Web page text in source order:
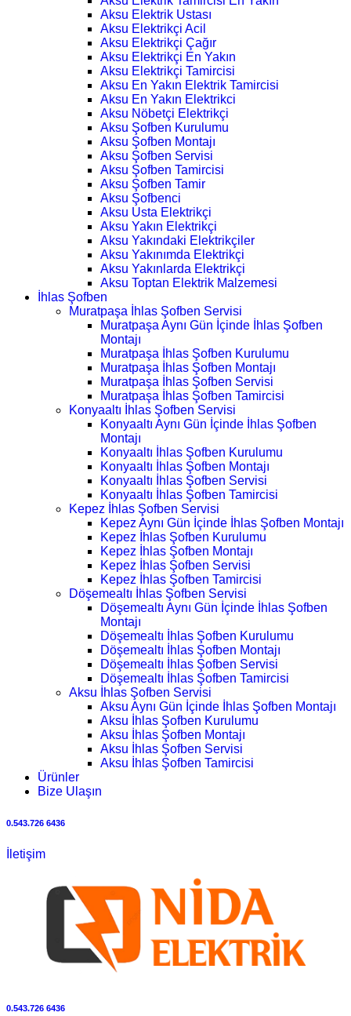
Aksu Elektrik Ustası
Aksu Elektrikçi Acil
Aksu Elektrikçi Çağır
Aksu Elektrikçi En Yakın
Aksu Elektrikçi Tamircisi
Aksu En Yakın Elektrik Tamircisi
Aksu En Yakın Elektrikci
Aksu Nöbetçi Elektrikçi
Aksu Şofben Kurulumu
Aksu Şofben Montajı
Aksu Şofben Servisi
Aksu Şofben Tamircisi
Aksu Şofben Tamir
Aksu Şofbenci
Aksu Usta Elektrikçi
Aksu Yakın Elektrikçi
Aksu Yakındaki Elektrikçiler
Aksu Yakınımda Elektrikçi
Aksu Yakınlarda Elektrikçi
Aksu Toptan Elektrik Malzemesi
İhlas Şofben
Muratpaşa İhlas Şofben Servisi
Muratpaşa Aynı Gün İçinde İhlas Şofben
Montajı
Muratpaşa İhlas Şofben Kurulumu
Muratpaşa İhlas Şofben Montajı
Muratpaşa İhlas Şofben Servisi
Muratpaşa İhlas Şofben Tamircisi
Konyaaltı İhlas Şofben Servisi
Konyaaltı Aynı Gün İçinde İhlas Şofben
Montajı
Konyaaltı İhlas Şofben Kurulumu
Konyaaltı İhlas Şofben Montajı
Konyaaltı İhlas Şofben Servisi
Konyaaltı İhlas Şofben Tamircisi
Kepez İhlas Şofben Servisi
Kepez Aynı Gün İçinde İhlas Şofben Montajı
Kepez İhlas Şofben Kurulumu
Kepez İhlas Şofben Montajı
Kepez İhlas Şofben Servisi
Kepez İhlas Şofben Tamircisi
Döşemealtı İhlas Şofben Servisi
Döşemealtı Aynı Gün İçinde İhlas Şofben
Montajı
Döşemealtı İhlas Şofben Kurulumu
Döşemealtı İhlas Şofben Montajı
Döşemealtı İhlas Şofben Servisi
Döşemealtı İhlas Şofben Tamircisi
Aksu İhlas Şofben Servisi
Aksu Aynı Gün İçinde İhlas Şofben Montajı
Aksu İhlas Şofben Kurulumu
Aksu İhlas Şofben Montajı
Aksu İhlas Şofben Servisi
Aksu İhlas Şofben Tamircisi
Ürünler
Bize Ulaşın
0.543.726 6436
İletişim
0.543.726 6436